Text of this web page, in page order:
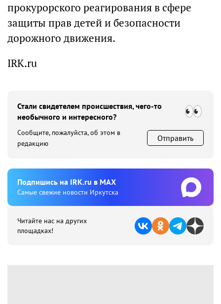
прокурорского реагирования в сфере
защиты прав детей и безопасности
дорожного движения.
IRK.ru
Стали свидетелем происшествия, чего-то
необычного и интересного?
Сообщите, пожалуйста, об этом в
редакцию
Отправить
Подпишиcь на IRK.ru в MAX
Cамые свежие новости Иркутска
Читайте нас на других
площадках!